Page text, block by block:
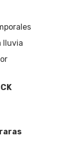
lluvia